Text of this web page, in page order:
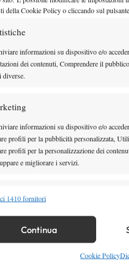
della Cookie Policy o cliccando sul
informazioni su dispositivo e/o
dei contenuti, Comprendere il
diverse.
informazioni su dispositivo e/o
profili per la pubblicità personalizzata,
profili per la personalizzazione dei
e migliorare i servizi.
i dispositivi in base alle informazioni
la sicurezza, prevenire e
1410 fornitori
Continua
Cookie Policy
– 4-1 Ruud.
– C’è il break di Ruud, 3-1.
– Ruud tiene il servizio e
sull’1-1.
– Ruud tiene il servizio, 1-
– Ruud non al top ma
fa.
– Al momento entrambi i
– Ruud non riusciva
ed è riuscito a